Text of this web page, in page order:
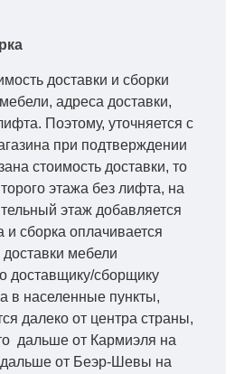
доставки и сборки
адреса доставки,
Поэтому, уточняется с
при подтверждении
стоимость доставки, то
этажа без лифта, на
этаж добавляется
и сборка оплачивается
мебели
доставщику/сборщику
в населенные пункты,
далеко от центра страны,
дальше от Кармиэля на
дальше от Беэр-Шевы на